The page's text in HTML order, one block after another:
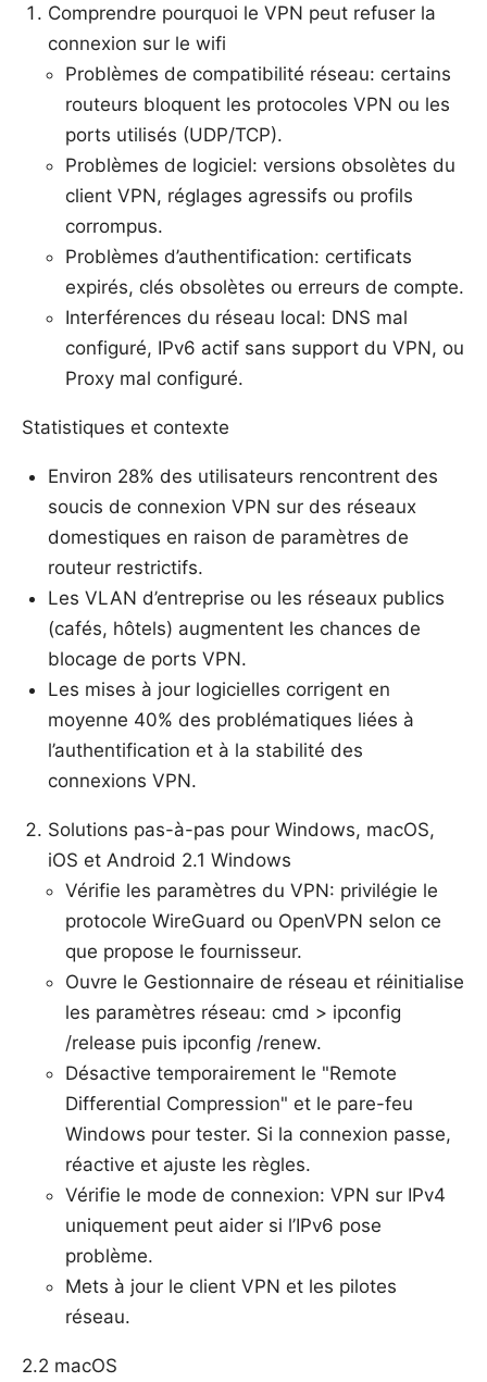
Comprendre pourquoi le VPN peut refuser la
connexion sur le wifi
Problèmes de compatibilité réseau: certains
routeurs bloquent les protocoles VPN ou les
ports utilisés (UDP/TCP).
Problèmes de logiciel: versions obsolètes du
client VPN, réglages agressifs ou profils
corrompus.
Problèmes d’authentification: certificats
expirés, clés obsolètes ou erreurs de compte.
Interférences du réseau local: DNS mal
configuré, IPv6 actif sans support du VPN, ou
Proxy mal configuré.
Statistiques et contexte
Environ 28% des utilisateurs rencontrent des
soucis de connexion VPN sur des réseaux
domestiques en raison de paramètres de
routeur restrictifs.
Les VLAN d’entreprise ou les réseaux publics
(cafés, hôtels) augmentent les chances de
blocage de ports VPN.
Les mises à jour logicielles corrigent en
moyenne 40% des problématiques liées à
l’authentification et à la stabilité des
connexions VPN.
Solutions pas-à-pas pour Windows, macOS,
iOS et Android 2.1 Windows
Vérifie les paramètres du VPN: privilégie le
protocole WireGuard ou OpenVPN selon ce
que propose le fournisseur.
Ouvre le Gestionnaire de réseau et réinitialise
les paramètres réseau: cmd > ipconfig
/release puis ipconfig /renew.
Désactive temporairement le "Remote
Differential Compression" et le pare-feu
Windows pour tester. Si la connexion passe,
réactive et ajuste les règles.
Vérifie le mode de connexion: VPN sur IPv4
uniquement peut aider si l’IPv6 pose
problème.
Mets à jour le client VPN et les pilotes
réseau.
2.2 macOS